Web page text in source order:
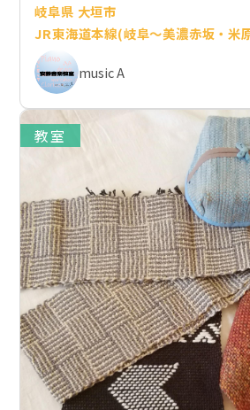
岐阜県 大垣市
JR東海道本線(岐阜～美濃赤坂・米
music A
教室